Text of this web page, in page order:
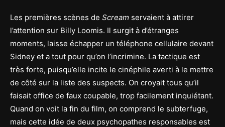
Les premières scènes de Scream servaient à attirer
l’attention sur Billy Loomis. Il surgit à d’étranges
moments, laisse échapper un téléphone cellulaire devant
Sidney et a tout pour qu’on l’incrimine. La tactique est
très forte, puisqu’elle incite le cinéphile averti à le mettre
de côté sur la liste des suspects. On croyait tous qu’il
faisait office de faux coupable, trop facilement inquiétant.
Quand on voit la fin du film, on comprend le subterfuge,
mais cette idée de deux psychopathes responsables est